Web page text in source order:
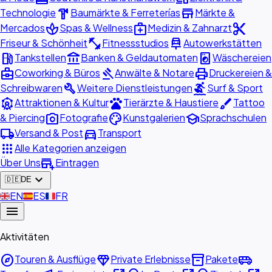
Technologie hardware Baumärkte & FerreteríasstoreMärkte &
MercadosspaSpas & Wellnessmedical_servicesMedizin & Zahnarztcontent_cut
Friseur & Schönheitfitness_centerFitnessstudios car_repairAutowerkstätten
local_gas_stationTankstellenaccount_balanceBanken & Geldautomaten local_laundry_serviceWäschereien
business_centerCoworking & Büros gavelAnwälte & NotareprintDruckereien &
SchreibwarenbuildWeitere DienstleistungensurfingSurf & Sport
attractionsAttraktionen & KulturpetsTierärzte & HaustierebrushTattoo
& Piercingphoto_cameraFotografiepaletteKunstgalerienschoolSprachschulen
local_shippingVersand & Postdirections_carTransport
appsAlle Kategorien anzeigen
Über Unsadd_businessEintragen
🇩🇪DE expand_more
🇬🇧EN🇪🇸ES🇫🇷FR
menu
Aktivitäten
exploreTouren & AusflügediamondPrivate Erlebnisseinventory_2Paketeairport_shuttle